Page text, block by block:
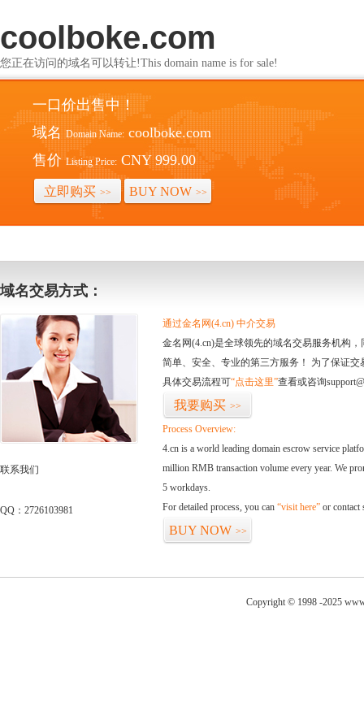
coolboke.com
您正在访问的域名可以转让!This domain name is for sale!
一口价出售中！
域名 Domain Name: coolboke.com
售价 Listing Price: CNY 999.00
立即购买 >> BUY NOW >>
域名交易方式：
联系我们
QQ：2726103981
通过金名网(4.cn) 中介交易
金名网(4.cn)是全球领先的域名交易服务机构
简单、安全、专业的第三方服务！ 为了保证
具体交易流程可“点击这里”查看或咨询
我要购买 >>
Process Overview:
4.cn is a world leading domain escrow service
million RMB transaction volume every year. We
5 workdays.
For detailed process, you can “visit here” or contact
BUY NOW >>
Copyright © 1998 -2025